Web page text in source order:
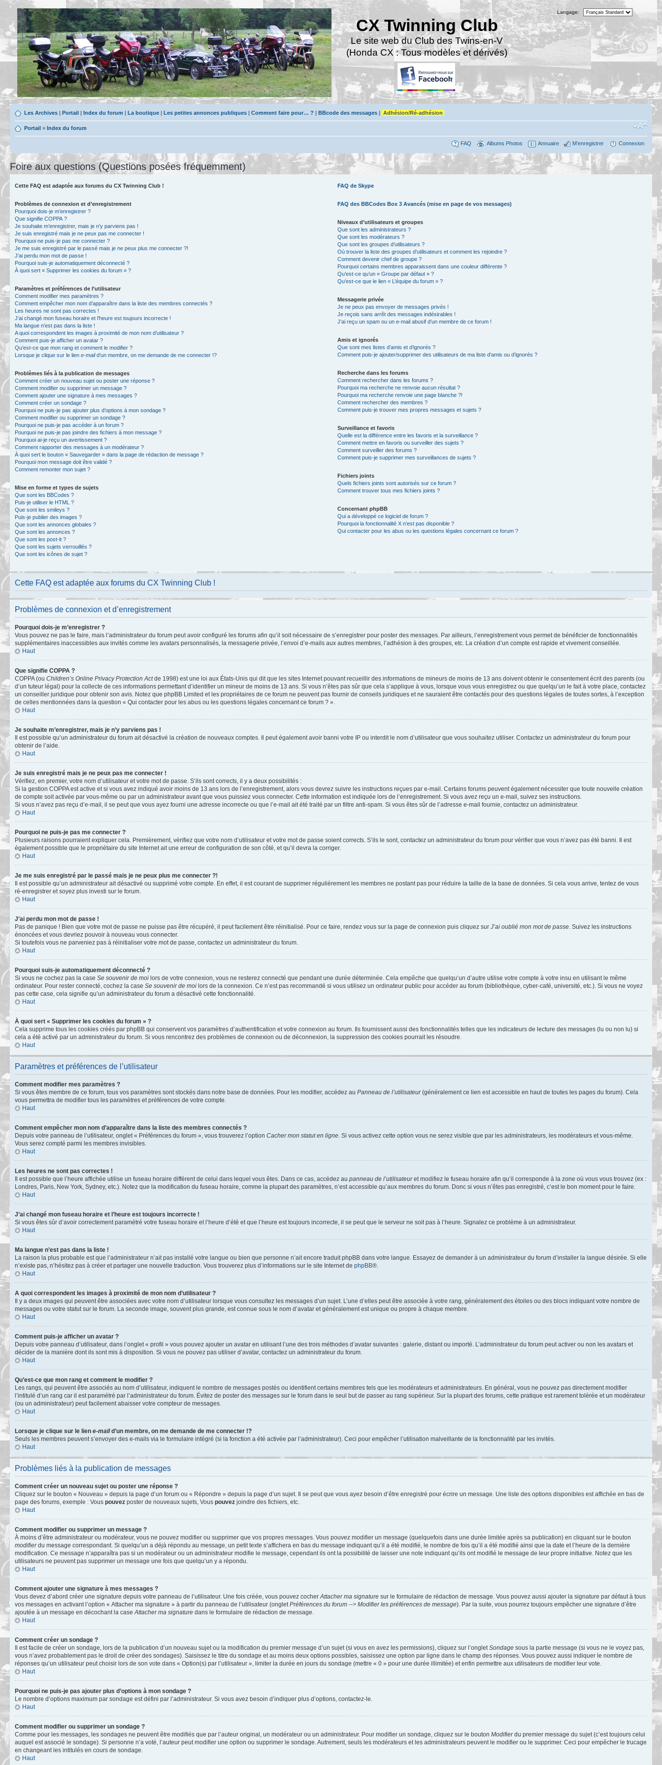
CX Twinning Club
Le site web du Club des Twins-en-V
(Honda CX : Tous modèles et dérivés)
Langage:
Les Archives | Portail | Index du forum | La boutique | Les petites annonces publiques | Comment faire pour… ? | BBcode des messages | Adhésion/Ré-adhésion
Portail » Index du forum
FAQ Albums Photos Annuaire M’enregistrer Connexion
Foire aux questions (Questions posées fréquemment)
Cette FAQ est adaptée aux forums du CX Twinning Club !
Problèmes de connexion et d’enregistrement
Pourquoi dois-je m’enregistrer ?
Que signifie COPPA ?
Je souhaite m’enregistrer, mais je n’y parviens pas !
Je suis enregistré mais je ne peux pas me connecter !
Pourquoi ne puis-je pas me connecter ?
Je me suis enregistré par le passé mais je ne peux plus me connecter ?!
J’ai perdu mon mot de passe !
Pourquoi suis-je automatiquement déconnecté ?
À quoi sert « Supprimer les cookies du forum » ?
Paramètres et préférences de l’utilisateur
Comment modifier mes paramètres ?
Comment empêcher mon nom d’apparaître dans la liste des membres connectés ?
Les heures ne sont pas correctes !
J’ai changé mon fuseau horaire et l’heure est toujours incorrecte !
Ma langue n’est pas dans la liste !
A quoi correspondent les images à proximité de mon nom d’utilisateur ?
Comment puis-je afficher un avatar ?
Qu’est-ce que mon rang et comment le modifier ?
Lorsque je clique sur le lien e-maild’un membre, on me demande de me connecter !?
Problèmes liés à la publication de messages
Comment créer un nouveau sujet ou poster une réponse ?
Comment modifier ou supprimer un message ?
Comment ajouter une signature à mes messages ?
Comment créer un sondage ?
Pourquoi ne puis-je pas ajouter plus d’options à mon sondage ?
Comment modifier ou supprimer un sondage ?
Pourquoi ne puis-je pas accéder à un forum ?
Pourquoi ne puis-je pas joindre des fichiers à mon message ?
Pourquoi ai-je reçu un avertissement ?
Comment rapporter des messages à un modérateur ?
À quoi sert le bouton « Sauvegarder » dans la page de rédaction de message ?
Pourquoi mon message doit être validé ?
Comment remonter mon sujet ?
Mise en forme et types de sujets
Que sont les BBCodes ?
Puis-je utiliser le HTML ?
Que sont les smileys ?
Puis-je publier des images ?
Que sont les annonces globales ?
Que sont les annonces ?
Que sont les post-it ?
Que sont les sujets verrouillés ?
Que sont les icônes de sujet ?
FAQ de Skype
FAQ des BBCodes Box 3 Avancés (mise en page de vos messages)
Niveaux d’utilisateurs et groupes
Que sont les administrateurs ?
Que sont les modérateurs ?
Que sont les groupes d’utilisateurs ?
Où trouver la liste des groupes d’utilisateurs et comment les rejoindre ?
Comment devenir chef de groupe ?
Pourquoi certains membres apparaissent dans une couleur différente ?
Qu’est-ce qu’un « Groupe par défaut » ?
Qu’est-ce que le lien « L’équipe du forum » ?
Messagerie privée
Je ne peux pas envoyer de messages privés !
Je reçois sans arrêt des messages indésirables !
J’ai reçu un spam ou un e-mail abusif d’un membre de ce forum !
Amis et ignorés
Que sont mes listes d’amis et d’ignorés ?
Comment puis-je ajouter/supprimer des utilisateurs de ma liste d’amis ou d’ignorés ?
Recherche dans les forums
Comment rechercher dans les forums ?
Pourquoi ma recherche ne renvoie aucun résultat ?
Pourquoi ma recherche renvoie une page blanche ?!
Comment rechercher des membres ?
Comment puis-je trouver mes propres messages et sujets ?
Surveillance et favoris
Quelle est la différence entre les favoris et la surveillance ?
Comment mettre en favoris ou surveiller des sujets ?
Comment surveiller des forums ?
Comment puis-je supprimer mes surveillances de sujets ?
Fichiers joints
Quels fichiers joints sont autorisés sur ce forum ?
Comment trouver tous mes fichiers joints ?
Concernant phpBB
Qui a développé ce logiciel de forum ?
Pourquoi la fonctionnalité X n’est pas disponible ?
Qui contacter pour les abus ou les questions légales concernant ce forum ?
Cette FAQ est adaptée aux forums du CX Twinning Club !
Problèmes de connexion et d’enregistrement
Pourquoi dois-je m’enregistrer ?
Vous pouvez ne pas le faire, mais l’administrateur du forum peut avoir configuré les forums afin qu’il soit nécessaire de s’enregistrer pour poster des messages. Par ailleurs, l’enregistrement vous permet de bénéficier de fonctionnalités
supplémentaires inaccessibles aux invités comme les avatars personnalisés, la messagerie privée, l’envoi d’e-mails aux autres membres, l’adhésion à des groupes, etc. La création d’un compte est rapide et vivement conseillée.
Haut
Que signifie COPPA ?
COPPA (ou Children’s Online Privacy Protection Actde 1998) est une loi aux États-Unis qui dit que les sites Internet pouvant recueillir des informations de mineurs de moins de 13 ans doivent obtenir le consentement écrit des parents (ou
d’un tuteur légal) pour la collecte de ces informations permettant d’identifier un mineur de moins de 13 ans. Si vous n’êtes pas sûr que cela s’applique à vous, lorsque vous vous enregistrez ou que quelqu’un le fait à votre place, contactez
un conseiller juridique pour obtenir son avis. Notez que phpBB Limited et les propriétaires de ce forum ne peuvent pas fournir de conseils juridiques et ne sauraient être contactés pour des questions légales de toutes sortes, à l’exception
de celles mentionnées dans la question « Qui contacter pour les abus ou les questions légales concernant ce forum ? ».
Haut
Je souhaite m’enregistrer, mais je n’y parviens pas !
Il est possible qu’un administrateur du forum ait désactivé la création de nouveaux comptes. Il peut également avoir banni votre IP ou interdit le nom d’utilisateur que vous souhaitez utiliser. Contactez un administrateur du forum pour
obtenir de l’aide.
Haut
Je suis enregistré mais je ne peux pas me connecter !
Vérifiez, en premier, votre nom d’utilisateur et votre mot de passe. S’ils sont corrects, il y a deux possibilités :
Si la gestion COPPA est active et si vous avez indiqué avoir moins de 13 ans lors de l’enregistrement, alors vous devrez suivre les instructions reçues par e-mail. Certains forums peuvent également nécessiter que toute nouvelle création
de compte soit activée par vous-même ou par un administrateur avant que vous puissiez vous connecter. Cette information est indiquée lors de l’enregistrement. Si vous avez reçu un e-mail, suivez ses instructions.
Si vous n’avez pas reçu d’e-mail, il se peut que vous ayez fourni une adresse incorrecte ou que l’e-mail ait été traité par un filtre anti-spam. Si vous êtes sûr de l’adresse e-mail fournie, contactez un administrateur.
Haut
Pourquoi ne puis-je pas me connecter ?
Plusieurs raisons pourraient expliquer cela. Premièrement, vérifiez que votre nom d’utilisateur et votre mot de passe soient corrects. S’ils le sont, contactez un administrateur du forum pour vérifier que vous n’avez pas été banni. Il est
également possible que le propriétaire du site Internet ait une erreur de configuration de son côté, et qu’il devra la corriger.
Haut
Je me suis enregistré par le passé mais je ne peux plus me connecter ?!
Il est possible qu’un administrateur ait désactivé ou supprimé votre compte. En effet, il est courant de supprimer régulièrement les membres ne postant pas pour réduire la taille de la base de données. Si cela vous arrive, tentez de vous
ré-enregistrer et soyez plus investi sur le forum.
Haut
J’ai perdu mon mot de passe !
Pas de panique ! Bien que votre mot de passe ne puisse pas être récupéré, il peut facilement être réinitialisé. Pour ce faire, rendez vous sur la page de connexion puis cliquez sur J’ai oublié mon mot de passe. Suivez les instructions
énoncées et vous devriez pouvoir à nouveau vous connecter.
Si toutefois vous ne parveniez pas à réinitialiser votre mot de passe, contactez un administrateur du forum.
Haut
Pourquoi suis-je automatiquement déconnecté ?
Si vous ne cochez pas la case Se souvenir de moi lors de votre connexion, vous ne resterez connecté que pendant une durée déterminée. Cela empêche que quelqu’un d’autre utilise votre compte à votre insu en utilisant le même
ordinateur. Pour rester connecté, cochez la case Se souvenir de moi lors de la connexion. Ce n’est pas recommandé si vous utilisez un ordinateur public pour accéder au forum (bibliothèque, cyber-café, université, etc.). Si vous ne voyez
pas cette case, cela signifie qu’un administrateur du forum a désactivé cette fonctionnalité.
Haut
À quoi sert « Supprimer les cookies du forum » ?
Cela supprime tous les cookies créés par phpBB qui conservent vos paramètres d’authentification et votre connexion au forum. Ils fournissent aussi des fonctionnalités telles que les indicateurs de lecture des messages (lu ou non lu) si
cela a été activé par un administrateur du forum. Si vous rencontrez des problèmes de connexion ou de déconnexion, la suppression des cookies pourrait les résoudre.
Haut
Paramètres et préférences de l’utilisateur
Comment modifier mes paramètres ?
Si vous êtes membre de ce forum, tous vos paramètres sont stockés dans notre base de données. Pour les modifier, accédez au Panneau de l’utilisateur(généralement ce lien est accessible en haut de toutes les pages du forum). Cela
vous permettra de modifier tous les paramètres et préférences de votre compte.
Haut
Comment empêcher mon nom d’apparaître dans la liste des membres connectés ?
Depuis votre panneau de l’utilisateur, onglet « Préférences du forum », vous trouverez l’option Cacher mon statut en ligne. Si vous activez cette option vous ne serez visible que par les administrateurs, les modérateurs et vous-même.
Vous serez compté parmi les membres invisibles.
Haut
Les heures ne sont pas correctes !
Il est possible que l’heure affichée utilise un fuseau horaire différent de celui dans lequel vous êtes. Dans ce cas, accédez au panneau de l’utilisateuret modifiez le fuseau horaire afin qu’il corresponde à la zone où vous vous trouvez (ex :
Londres, Paris, New York, Sydney, etc.). Notez que la modification du fuseau horaire, comme la plupart des paramètres, n’est accessible qu’aux membres du forum. Donc si vous n’êtes pas enregistré, c’est le bon moment pour le faire.
Haut
J’ai changé mon fuseau horaire et l’heure est toujours incorrecte !
Si vous êtes sûr d’avoir correctement paramétré votre fuseau horaire et l’heure d’été et que l’heure est toujours incorrecte, il se peut que le serveur ne soit pas à l’heure. Signalez ce problème à un administrateur.
Haut
Ma langue n’est pas dans la liste !
La raison la plus probable est que l’administrateur n’ait pas installé votre langue ou bien que personne n’ait encore traduit phpBB dans votre langue. Essayez de demander à un administrateur du forum d’installer la langue désirée. Si elle
n’existe pas, n’hésitez pas à créer et partager une nouvelle traduction. Vous trouverez plus d’informations sur le site Internet de phpBB®.
Haut
A quoi correspondent les images à proximité de mon nom d’utilisateur ?
Il y a deux images qui peuvent être associées avec votre nom d’utilisateur lorsque vous consultez les messages d’un sujet. L’une d’elles peut être associée à votre rang, généralement des étoiles ou des blocs indiquant votre nombre de
messages ou votre statut sur le forum. La seconde image, souvent plus grande, est connue sous le nom d’avatar et généralement est unique ou propre à chaque membre.
Haut
Comment puis-je afficher un avatar ?
Depuis votre panneau d’utilisateur, dans l’onglet « profil » vous pouvez ajouter un avatar en utilisant l’une des trois méthodes d’avatar suivantes : galerie, distant ou importé. L’administrateur du forum peut activer ou non les avatars et
décider de la manière dont ils sont mis à disposition. Si vous ne pouvez pas utiliser d’avatar, contactez un administrateur du forum.
Haut
Qu’est-ce que mon rang et comment le modifier ?
Les rangs, qui peuvent être associés au nom d’utilisateur, indiquent le nombre de messages postés ou identifient certains membres tels que les modérateurs et administrateurs. En général, vous ne pouvez pas directement modifier
l’intitulé d’un rang car il est paramétré par l’administrateur du forum. Évitez de poster des messages sur le forum dans le seul but de passer au rang supérieur. Sur la plupart des forums, cette pratique est rarement tolérée et un modérateur
(ou un administrateur) peut facilement abaisser votre compteur de messages.
Haut
Lorsque je clique sur le lien e-maild’un membre, on me demande de me connecter !?
Seuls les membres peuvent s’envoyer des e-mails via le formulaire intégré (si la fonction a été activée par l’administrateur). Ceci pour empêcher l’utilisation malveillante de la fonctionnalité par les invités.
Haut
Problèmes liés à la publication de messages
Comment créer un nouveau sujet ou poster une réponse ?
Cliquez sur le bouton « Nouveau » depuis la page d’un forum ou « Répondre » depuis la page d’un sujet. Il se peut que vous ayez besoin d’être enregistré pour écrire un message. Une liste des options disponibles est affichée en bas de
page des forums, exemple : Vous pouvez poster de nouveaux sujets, Vous pouvez joindre des fichiers, etc.
Haut
Comment modifier ou supprimer un message ?
À moins d’être administrateur ou modérateur, vous ne pouvez modifier ou supprimer que vos propres messages. Vous pouvez modifier un message (quelquefois dans une durée limitée après sa publication) en cliquant sur le bouton
modifierdu message correspondant. Si quelqu’un a déjà répondu au message, un petit texte s’affichera en bas du message indiquant qu’il a été modifié, le nombre de fois qu’il a été modifié ainsi que la date et l’heure de la dernière
modification. Ce message n’apparaîtra pas si un modérateur ou un administrateur modifie le message, cependant ils ont la possibilité de laisser une note indiquant qu’ils ont modifié le message de leur propre initiative. Notez que les
utilisateurs ne peuvent pas supprimer un message une fois que quelqu’un y a répondu.
Haut
Comment ajouter une signature à mes messages ?
Vous devez d’abord créer une signature depuis votre panneau de l’utilisateur. Une fois créée, vous pouvez cocherAttacher ma signature sur le formulaire de rédaction de message. Vous pouvez aussi ajouter la signature par défaut à tous
vos messages en activant l’option « Attacher ma signature » à partir du panneau de l’utilisateur (ongletPréférences du forum --> Modifier les préférences de message). Par la suite, vous pourrez toujours empêcher une signature d’être
ajoutée à un message en décochant la caseAttacher ma signature dans le formulaire de rédaction de message.
Haut
Comment créer un sondage ?
Il est facile de créer un sondage, lors de la publication d’un nouveau sujet ou la modification du premier message d’un sujet (si vous en avez les permissions), cliquez sur l’ongletSondage sous la partie message (si vous ne le voyez pas,
vous n’avez probablement pas le droit de créer des sondages). Saisissez le titre du sondage et au moins deux options possibles, saisissez une option par ligne dans le champ des réponses. Vous pouvez aussi indiquer le nombre de
réponses qu’un utilisateur peut choisir lors de son vote dans « Option(s) par l’utilisateur », limiter la durée en jours du sondage (mettre « 0 » pour une durée illimitée) et enfin permettre aux utilisateurs de modifier leur vote.
Haut
Pourquoi ne puis-je pas ajouter plus d’options à mon sondage ?
Le nombre d’options maximum par sondage est défini par l’administrateur. Si vous avez besoin d’indiquer plus d’options, contactez-le.
Haut
Comment modifier ou supprimer un sondage ?
Comme pour les messages, les sondages ne peuvent être modifiés que par l’auteur original, un modérateur ou un administrateur. Pour modifier un sondage, cliquez sur le bouton Modifierdu premier message du sujet (c’est toujours celui
auquel est associé le sondage). Si personne n’a voté, l’auteur peut modifier une option ou supprimer le sondage. Autrement, seuls les modérateurs et les administrateurs peuvent le modifier ou le supprimer. Ceci pour empêcher le trucage
en changeant les intitulés en cours de sondage.
Haut